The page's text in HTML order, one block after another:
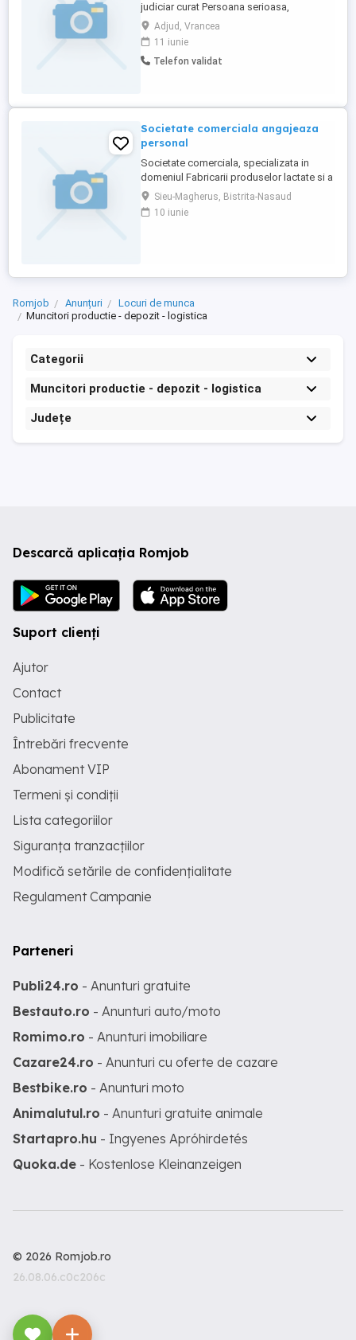
judiciar curat Persoana serioasa,
punctuala, dinamica si organizata Atestat
marfa Descrierea jobului Îndeplineşte la
timp şi întocmai sarcinile specifice trasate
sau stabilite de superiorul ierarhic;
Adjud, Vrancea
11 iunie
Telefon validat
Societate comerciala angajeaza
personal
Societate comerciala, specializata in
domeniul Fabricarii produselor lactate si a
branzeturilor angajeaza: Sofer
profesionist cisterna colectare lapte
Cerinte: Experiență în domeniul industriei
Sieu-Magherus, Bistrita-Nasaud
10 iunie
Romjob Anunțuri
Locuri de munca
Muncitori productie - depozit - logistica
Categorii
Muncitori productie - depozit - logistica
Județe
Descarcă aplicația Romjob
Suport clienți
Ajutor
Contact
Publicitate
Întrebări frecvente
Abonament VIP
Termeni și condiții
Lista categoriilor
Siguranța tranzacțiilor
Modifică setările de confidențialitate
Regulament Campanie
Parteneri
Publi24.ro - Anunturi gratuite
Bestauto.ro - Anunturi auto/moto
Romimo.ro - Anunturi imobiliare
Cazare24.ro - Anunturi cu oferte de cazare
Bestbike.ro - Anunturi moto
Animalutul.ro - Anunturi gratuite animale
Startapro.hu - Ingyenes Apróhirdetés
Quoka.de - Kostenlose Kleinanzeigen
© 2026 Romjob.ro
26.08.06.c0c206c